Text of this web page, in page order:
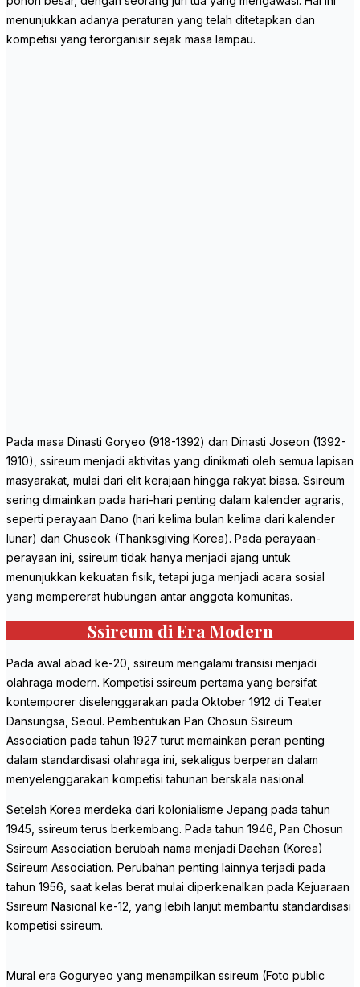
menunjukkan adanya peraturan yang telah ditetapkan dan
kompetisi yang terorganisir sejak masa lampau.
Pada masa Dinasti Goryeo (918-1392) dan Dinasti Joseon (1392-
1910), ssireum menjadi aktivitas yang dinikmati oleh semua lapisan
masyarakat, mulai dari elit kerajaan hingga rakyat biasa. Ssireum
sering dimainkan pada hari-hari penting dalam kalender agraris,
seperti perayaan Dano (hari kelima bulan kelima dari kalender
lunar) dan Chuseok (Thanksgiving Korea). Pada perayaan-
perayaan ini, ssireum tidak hanya menjadi ajang untuk
menunjukkan kekuatan fisik, tetapi juga menjadi acara sosial
yang mempererat hubungan antar anggota komunitas.
Ssireum di Era Modern
Pada awal abad ke-20, ssireum mengalami transisi menjadi
olahraga modern. Kompetisi ssireum pertama yang bersifat
kontemporer diselenggarakan pada Oktober 1912 di Teater
Dansungsa, Seoul. Pembentukan Pan Chosun Ssireum
Association pada tahun 1927 turut memainkan peran penting
dalam standardisasi olahraga ini, sekaligus berperan dalam
menyelenggarakan kompetisi tahunan berskala nasional.
Setelah Korea merdeka dari kolonialisme Jepang pada tahun
1945, ssireum terus berkembang. Pada tahun 1946, Pan Chosun
Ssireum Association berubah nama menjadi Daehan (Korea)
Ssireum Association. Perubahan penting lainnya terjadi pada
tahun 1956, saat kelas berat mulai diperkenalkan pada Kejuaraan
Ssireum Nasional ke-12, yang lebih lanjut membantu standardisasi
kompetisi ssireum.
Mural era Goguryeo yang menampilkan ssireum (Foto public